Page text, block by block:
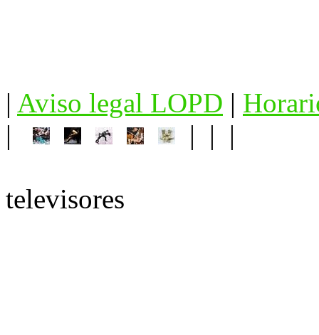
| Aviso legal LOPD |
|
| | |
televisores